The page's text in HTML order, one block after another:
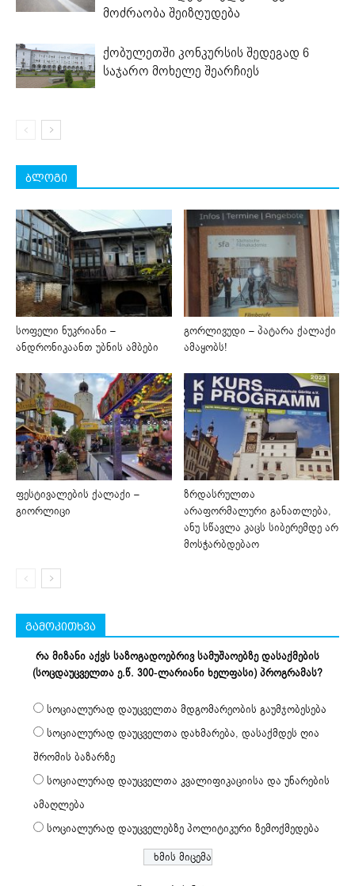
მოძრაობა შეიზღუდება
ქობულეთში კონკურსის შედეგად 6
საჯარო მოხელე შეარჩიეს
ბლოგი
სოფელი ნუკრიანი –
ანდრონიკაანთ უბნის ამბები
გორლივუდი – პატარა ქალაქი
ამაყობს!
ფესტივალების ქალაქი –
გიორლიცი
ზრდასრულთა
არაფორმალური განათლება,
ანუ სწავლა კაცს სიბერემდე არ
მოსჭარბდებაო
გამოკითხვა
რა მიზანი აქვს საზოგადოებრივ სამუშაოებზე დასაქმების
(სოცდაუცველთა ე.წ. 300-ლარიანი ხელფასი) პროგრამას?
სოციალურად დაუცველთა მდგომარეობის გაუმჯობესება
სოციალურად დაუცველთა დახმარება, დასაქმდეს ღია
შრომის ბაზარზე
სოციალურად დაუცველთა კვალიფიკაციისა და უნარების
ამაღლება
სოციალურად დაუცველებზე პოლიტიკური ზემოქმედება